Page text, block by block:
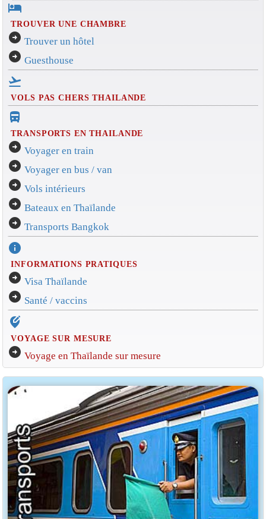
hotel
TROUVER UNE CHAMBRE
arrow_circle_right Trouver un hôtel
arrow_circle_right Guesthouse
flight_takeoff
VOLS PAS CHERS THAILANDE
directions_bus_filled
TRANSPORTS EN THAILANDE
arrow_circle_right Voyager en train
arrow_circle_right Voyager en bus / van
arrow_circle_right Vols intérieurs
arrow_circle_right Bateaux en Thaïlande
arrow_circle_right Transports Bangkok
info
INFORMATIONS PRATIQUES
arrow_circle_right Visa Thaïlande
arrow_circle_right Santé / vaccins
edit_location_alt
VOYAGE SUR MESURE
arrow_circle_right Voyage en Thaïlande sur mesure